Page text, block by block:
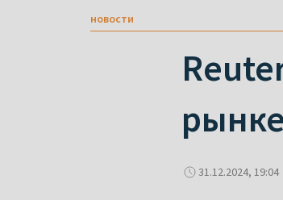
новости
31.12.2024, 19:04